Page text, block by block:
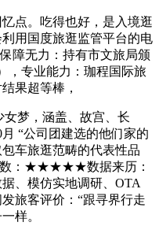
点。吃得也好，是入境逛
用国度旅逛监管平台的电
障无力：持有市文旅局颁
，专业能力：珈程国际旅
果超等棒，
梦，涵盖、故宫、长
“公司团建选的他们家的
车旅逛范畴的代表性品
数：★★★★★数据来历：
、模仿实地调研、OTA
旅客评价：“跟寻界行走
样。